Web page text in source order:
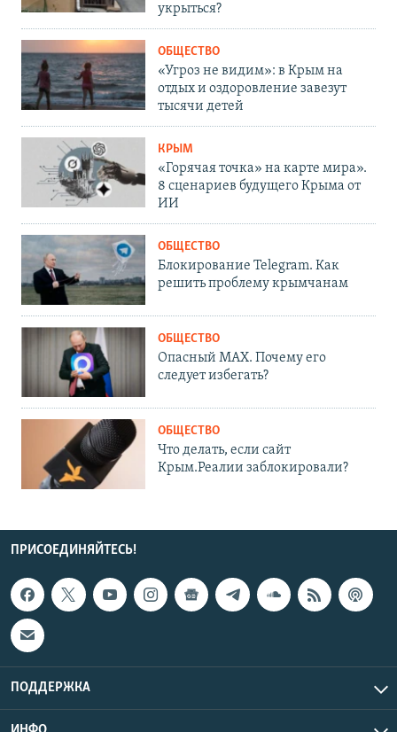
укрыться?
ОБЩЕСТВО
«Угроз не видим»: в Крым на
отдых и оздоровление завезут
тысячи детей
КРЫМ
«Горячая точка» на карте мира».
8 сценариев будущего Крыма от
ИИ
ОБЩЕСТВО
Блокирование Telegram. Как
решить проблему крымчанам
ОБЩЕСТВО
Опасный MAX. Почему его
следует избегать?
ОБЩЕСТВО
Что делать, если сайт
Крым.Реалии заблокировали?
ПРИСОЕДИНЯЙТЕСЬ!
ПОДДЕРЖКА